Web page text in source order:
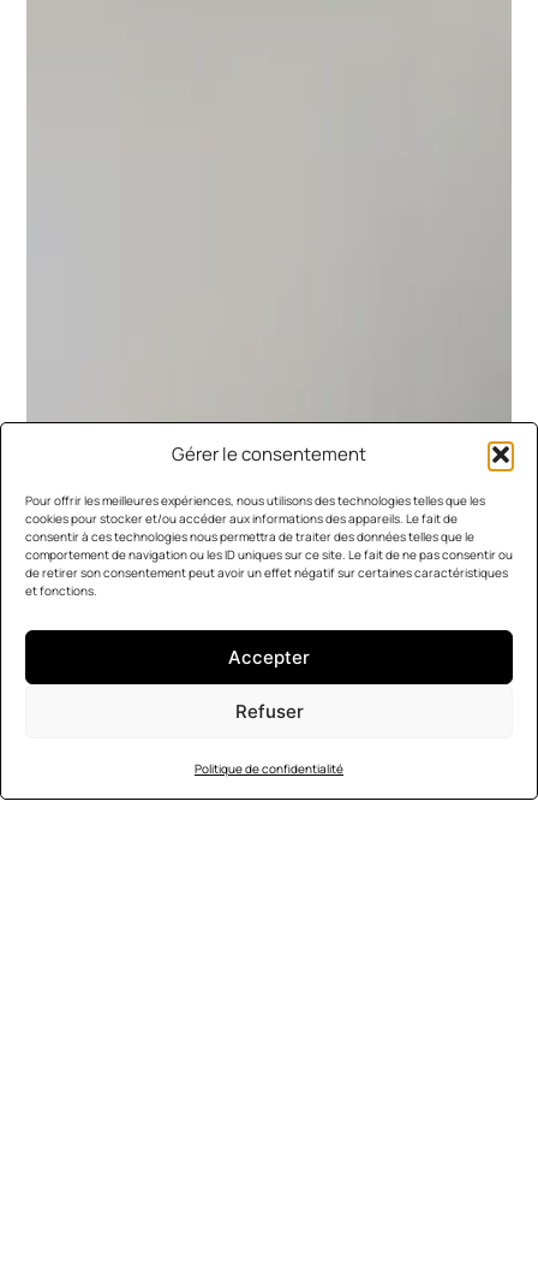
Gérer le consentement
Pour offrir les meilleures expériences, nous utilisons des technologies telles que les
cookies pour stocker et/ou accéder aux informations des appareils. Le fait de
consentir à ces technologies nous permettra de traiter des données telles que le
comportement de navigation ou les ID uniques sur ce site. Le fait de ne pas consentir ou
de retirer son consentement peut avoir un effet négatif sur certaines caractéristiques
et fonctions.
Accepter
Refuser
Politique de confidentialité